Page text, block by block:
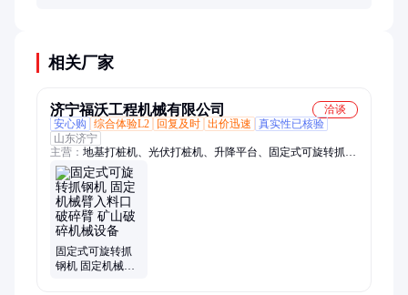
相关厂家
济宁福沃工程机械有限公司
洽谈
安心购
综合体验L2 回复及时 出价迅速
真实性已核验
山东济宁
主营： 地基打桩机、光伏打桩机、升降平台、固定式可旋转抓钢
机、高空作业车、船吊、克令吊、车载吊机、三轮随车吊、折臂
吊、沥青洒布机、四不像运输车、履带运输车、遥控割草机、抱
夹锯、三角履带、液压挖树机、自动伐木机、自动伐树机、蜘蛛
吊车、蜘蛛起重机、船用起重机、甲板吊、船用吊机、履带吊、
随车吊改装
固定式可旋转抓
钢机 固定机械臂